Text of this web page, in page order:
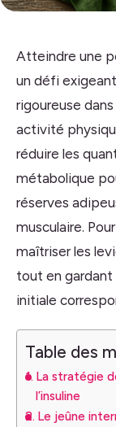
Atteindre une
un défi
rigoureuse
activité
réduire les
métabolique
réserves
musculaire.
maîtriser les
tout en gardant
initiale
Table des
La stratégie
l’insuline
Le jeûne